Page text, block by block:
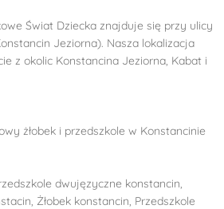
Świat Dziecka znajduje się przy ulicy
Jeziorna). Nasza lokalizacja
z okolic Konstancina Jeziorna, Kabat i
żłobek i przedszkole w Konstancinie
dwujęzyczne konstancin,
Żłobek konstancin, Przedszkole